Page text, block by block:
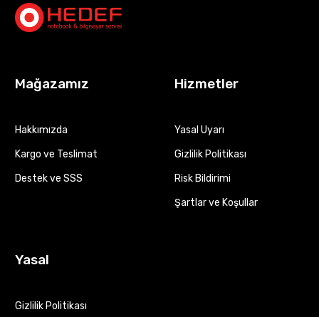
Mağazamız
Hakkımızda
Kargo ve Teslimat
Destek ve SSS
Hizmetler
Yasal Uyarı
Gizlilik Politikası
Risk Bildirimi
Şartlar ve Koşullar
Yasal
Gizlilik Politikası